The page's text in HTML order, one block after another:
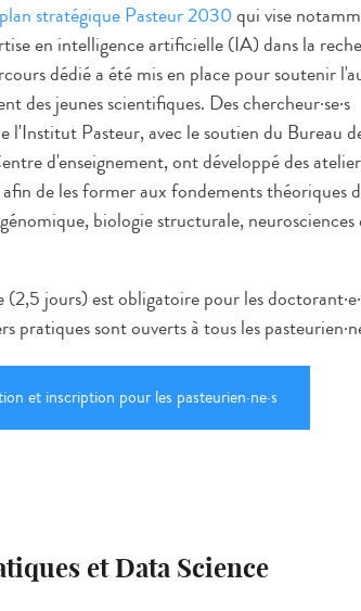
plan stratégique Pasteur 2030qui vise
en intelligence artificielle (IA) dans la
dédié a été mis en place pour soutenir
des jeunes scientifiques. Des chercheur·se·s
l'Institut Pasteur, avec le soutien du Bureau
d'enseignement, ont développé des
afin de les former aux fondements théoriques
biologie structurale, neurosciences
(2,5 jours) est obligatoire pour les doctorant·e·
pratiques sont ouverts à tous les pasteurien·
et inscription pour les pasteurien·ne·s
et Data Science